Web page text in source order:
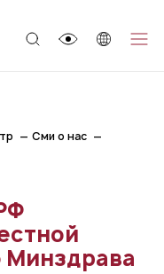
Сми о нас
Минздрава